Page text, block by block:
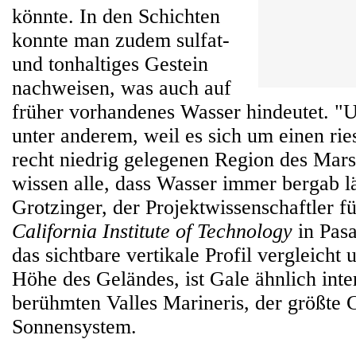
könnte. In den Schichten
konnte man zudem sulfat-
und tonhaltiges Gestein
nachweisen, was auch auf
früher vorhandenes Wasser hindeutet.
unter anderem, weil es sich um einen
recht niedrig gelegenen Region des
wissen alle, dass Wasser immer bergab
Grotzinger, der Projektwissenschaftler
California Institute of Technology in
das sichtbare vertikale Profil vergleicht
Höhe des Geländes, ist Gale ähnlich
berühmten Valles Marineris, der größte
Sonnensystem.